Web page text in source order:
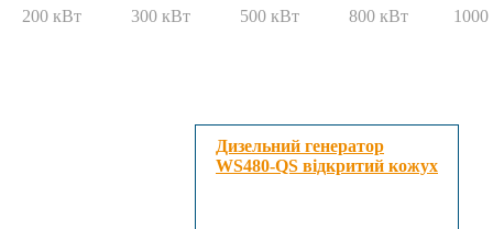
200 кВт 300 кВт 500 кВт 800 кВт
Дизельний генератор
WS480-QS відкритий кожух